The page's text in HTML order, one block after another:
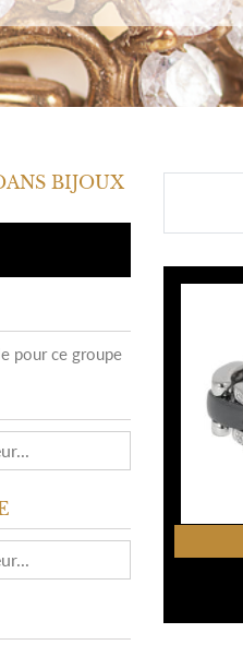
BIJOUX
pour ce groupe